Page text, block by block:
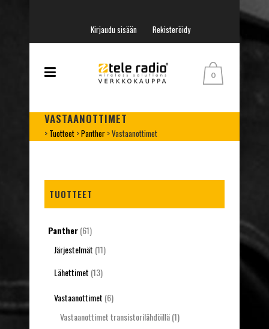
Kirjaudu sisään Rekisteröidy
0
VASTAANOTTIMET
> Tuotteet >Panther >Vastaanottimet
TUOTTEET
Panther(61)
Järjestelmät (11)
Lähettimet (13)
Vastaanottimet (6)
Vastaanottimet transistorilähdöillä(1)